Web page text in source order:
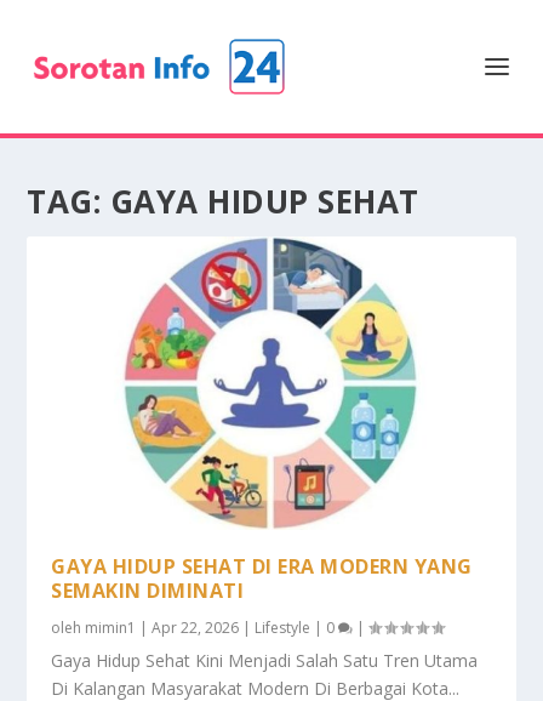
TAG: GAYA HIDUP SEHAT
GAYA HIDUP SEHAT DI ERA MODERN YANG
SEMAKIN DIMINATI
oleh mimin1 |Apr 22, 2026 | Lifestyle | 0 |
Gaya Hidup Sehat Kini Menjadi Salah Satu Tren Utama
Di Kalangan Masyarakat Modern Di Berbagai Kota...